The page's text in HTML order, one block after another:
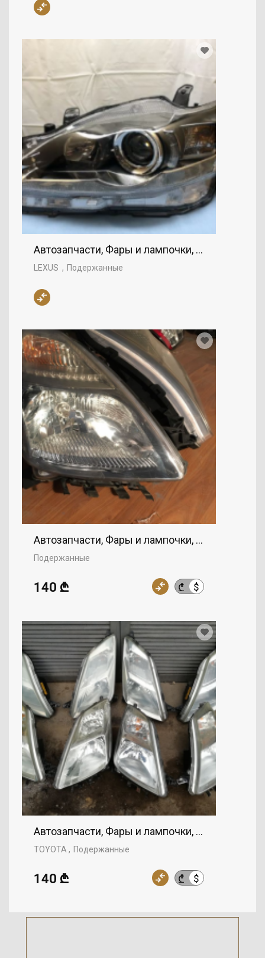
Автозапчасти, Фары и лампочки, Фары, LEXUS
LEXUS Подержанные
Автозапчасти, Фары и лампочки, Фары
Подержанные
₾ $
140 ₾
Автозапчасти, Фары и лампочки, Фары,
TOYOTA Подержанные
₾ $
140 ₾